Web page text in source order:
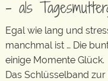
– als
Egal wie lang und
manchmal ist … Die
einige Momente Glück.
Das Schlüsselband